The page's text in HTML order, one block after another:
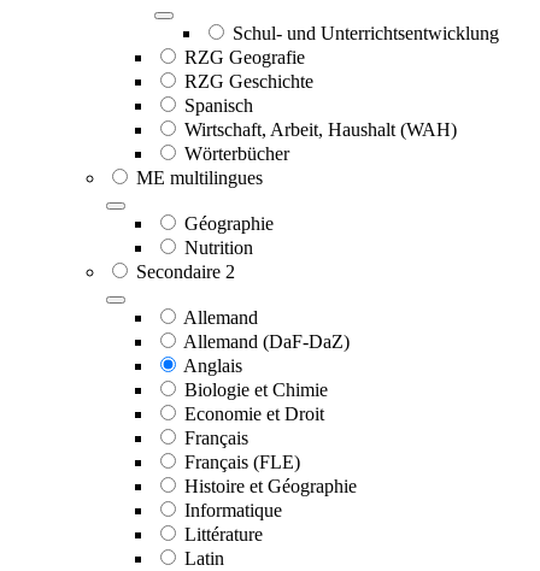
Schul- und Unterrichtsentwicklung
RZG Geografie
RZG Geschichte
Spanisch
Wirtschaft, Arbeit, Haushalt (WAH)
Wörterbücher
ME multilingues
Géographie
Nutrition
Secondaire 2
Allemand
Allemand (DaF-DaZ)
Anglais
Biologie et Chimie
Economie et Droit
Français
Français (FLE)
Histoire et Géographie
Informatique
Littérature
Latin